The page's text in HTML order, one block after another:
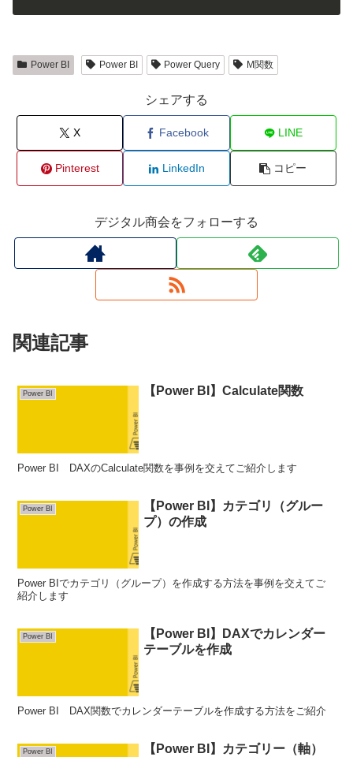
Power BI Power BI Power Query M関数
シェアする
X Facebook LINE
Pinterest LinkedIn コピー
デジタル商会をフォローする
関連記事
Power BI 【Power BI】Calculate関数
Power BI DAXのCalculate関数を事例を交えてご紹介します
Power BI
【Power BI】カテゴリ（グルー
プ）の作成
Power BIでカテゴリ（グループ）を作成する方法を事例を交えてご
紹介します
Power BI
【Power BI】DAXでカレンダー
テーブルを作成
Power BI DAX関数でカレンダーテーブルを作成する方法をご紹介
Power BI
【Power BI】カテゴリー（軸）